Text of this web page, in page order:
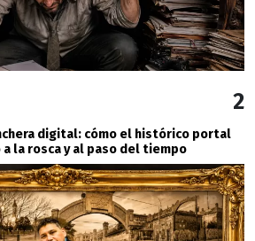
2
digital: cómo el histórico portal
la rosca y al paso del tiempo